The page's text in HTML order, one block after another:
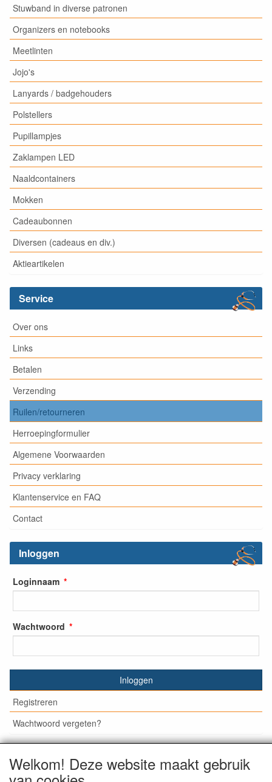
Stuwband in diverse patronen
Organizers en notebooks
Meetlinten
Jojo's
Lanyards / badgehouders
Polstellers
Pupillampjes
Zaklampen LED
Naaldcontainers
Mokken
Cadeaubonnen
Diversen (cadeaus en div.)
Aktieartikelen
Service
Over ons
Links
Betalen
Verzending
Ruilen/retourneren
Herroepingformulier
Algemene Voorwaarden
Privacy verklaring
Klantenservice en FAQ
Contact
Inloggen
Loginnaam
Wachtwoord
Inloggen
Registreren
Wachtwoord vergeten?
© Medisan Trading | Alblasserdam. Alle genoemde prijzen
Welkom! Deze website maakt gebruik